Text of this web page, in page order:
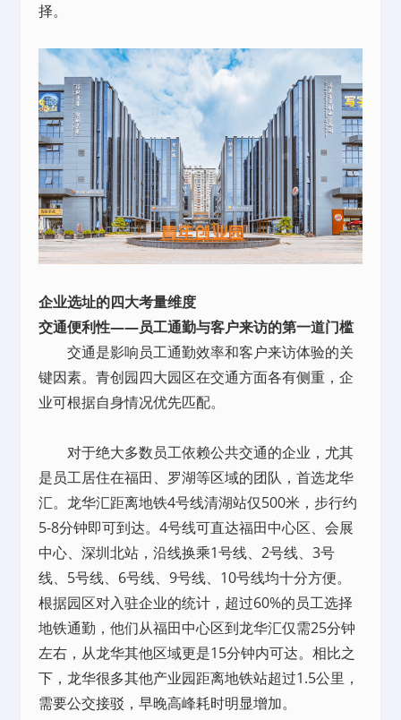
择。
企业选址的四大考量维度
交通便利性——员工通勤与客户来访的第一道门槛
交通是影响员工通勤效率和客户来访体验的关
键因素。青创园四大园区在交通方面各有侧重，企
业可根据自身情况优先匹配。
对于绝大多数员工依赖公共交通的企业，尤其
是员工居住在福田、罗湖等区域的团队，首选龙华
汇。龙华汇距离地铁4号线清湖站仅500米，步行约
5-8分钟即可到达。4号线可直达福田中心区、会展
中心、深圳北站，沿线换乘1号线、2号线、3号
线、5号线、6号线、9号线、10号线均十分方便。
根据园区对入驻企业的统计，超过60%的员工选择
地铁通勤，他们从福田中心区到龙华汇仅需25分钟
左右，从龙华其他区域更是15分钟内可达。相比之
下，龙华很多其他产业园距离地铁站超过1.5公里，
需要公交接驳，早晚高峰耗时明显增加。